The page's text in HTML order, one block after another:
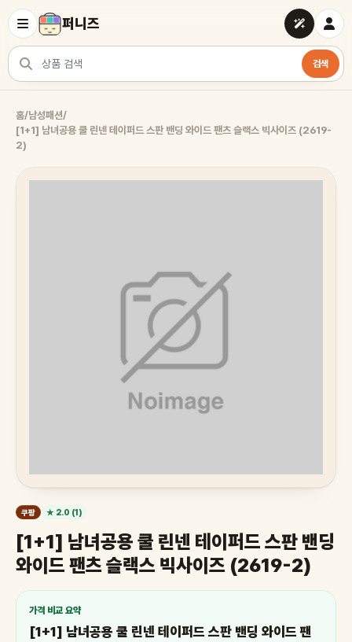
퍼니즈
상품 검색
검색
홈/남성패션/
[1+1] 남녀공용 쿨 린넨 테이퍼드 스판 밴딩 와이드 팬츠 슬랙스 빅사이즈 (2619-
2)
쿠팡 ★ 2.0 (1)
[1+1] 남녀공용 쿨 린넨 테이퍼드 스판 밴딩
와이드 팬츠 슬랙스 빅사이즈 (2619-2)
가격 비교 요약
[1+1] 남녀공용 쿨 린넨 테이퍼드 스판 밴딩 와이드 팬